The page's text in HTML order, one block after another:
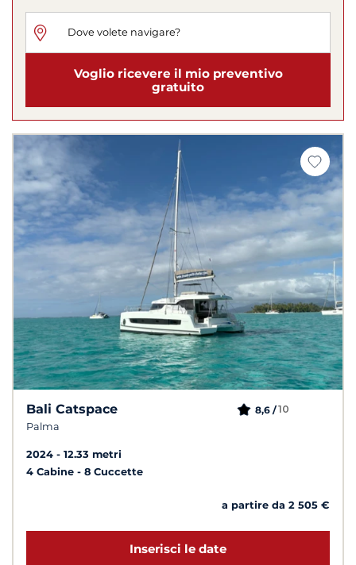
Voglio ricevere il mio preventivo
gratuito
Bali Catspace
Palma
8,6 /10
2024
12.33 metri
4 Cabine
8 Cuccette
a partire da 2 505 €
Inserisci le date